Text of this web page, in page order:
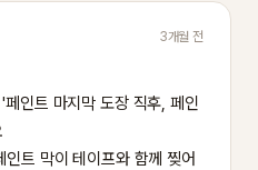
3개월 전
인트 마지막 도장 직후, 페인
트 막이 테이프와 함께 찢어